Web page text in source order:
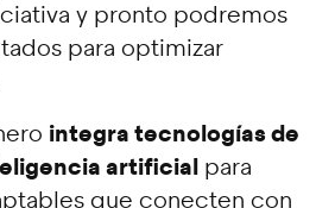
y pronto podremos
para optimizar
integra tecnologías de
artificial para
que conecten con